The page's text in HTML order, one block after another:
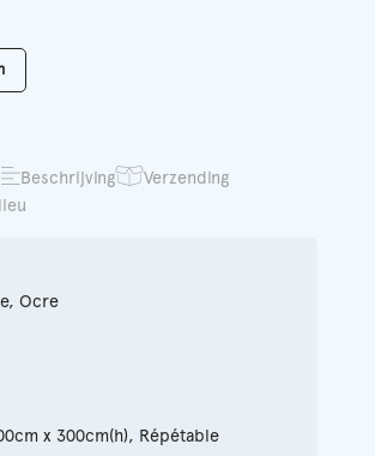
Beschrijving
Verzending
Ocre
x 300cm(h), Répétable